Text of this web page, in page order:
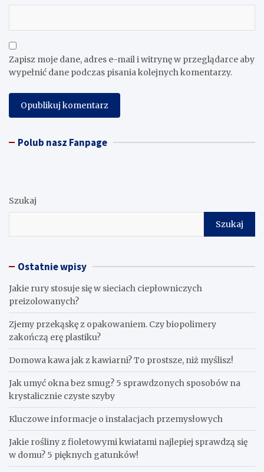
Zapisz moje dane, adres e-mail i witrynę w przeglądarce aby
wypełnić dane podczas pisania kolejnych komentarzy.
Polub nasz Fanpage
Szukaj
Szukaj
Ostatnie wpisy
Jakie rury stosuje się w sieciach ciepłowniczych
preizolowanych?
Zjemy przekąskę z opakowaniem. Czy biopolimery
zakończą erę plastiku?
​Domowa kawa jak z kawiarni? To prostsze, niż myślisz!
Jak umyć okna bez smug? 5 sprawdzonych sposobów na
krystalicznie czyste szyby
Kluczowe informacje o instalacjach przemysłowych
Jakie rośliny z fioletowymi kwiatami najlepiej sprawdzą się
w domu? 5 pięknych gatunków!